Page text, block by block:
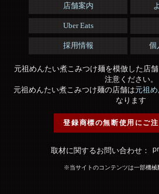
店舗案内
Uber Eats
採用情報 個
元祖めんたい煮こみつけ麺を模倣した店
注意ください。
元祖めんたい煮こみつけ麺の店舗は元祖
なります
登録商標の無断使用にご
取材に関するお問い合わせ：
※当サイトのコンテンツは一部機械